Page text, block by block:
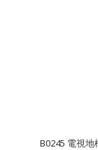
B0245 電視地